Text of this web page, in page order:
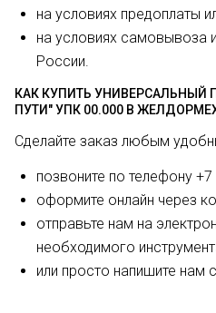
на условиях предоплаты
на условиях самовывоза
России.
КАК КУПИТЬ
ПУТИ" УПК 00.000 В
Сделайте заказ любым
позвоните по телефону
оформите онлайн через
отправьте нам на
необходимого
или просто напишите нам